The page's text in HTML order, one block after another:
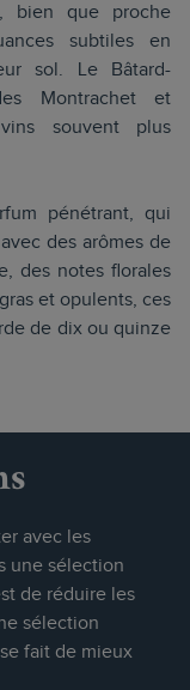
bien que proche
subtiles en
sol. Le Bâtard-
Montrachet et
souvent plus
pénétrant, qui
des arômes de
des notes florales
et opulents, ces
de dix ou quinze
avec les
une sélection
de réduire les
sélection
fait de mieux